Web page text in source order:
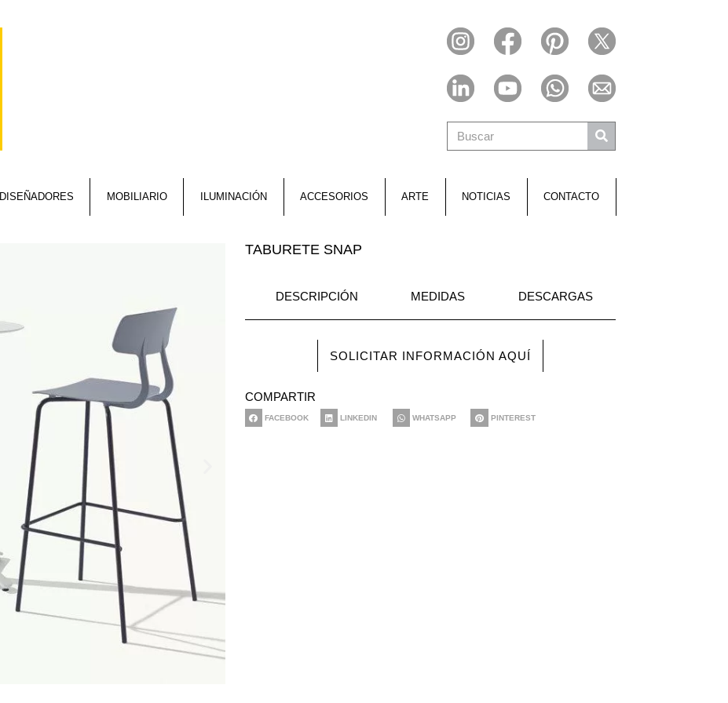
DISEÑADORES MOBILIARIO ILUMINACIÓN ACCESORIOS ARTE NOTICIAS CONTACTO
TABURETE SNAP
DESCRIPCIÓN MEDIDAS DESCARGAS
SOLICITAR INFORMACIÓN AQUÍ
COMPARTIR
FACEBOOK LINKEDIN WHATSAPP PINTEREST